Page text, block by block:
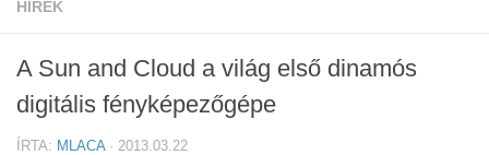
Cikkek
Szoftver
HÍREK
A Sun and Cloud a világ első dinamós
digitális fényképezőgépe
ÍRTA: MLACA· 2013.03.22